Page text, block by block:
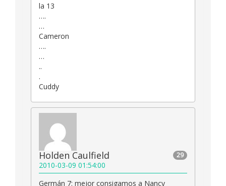
la 13
….
…
Cameron
….
…
..
.
Cuddy
29
Holden Caulfield
2010-03-09 01:54:00
Germán 7: mejor consigamos a Nancy